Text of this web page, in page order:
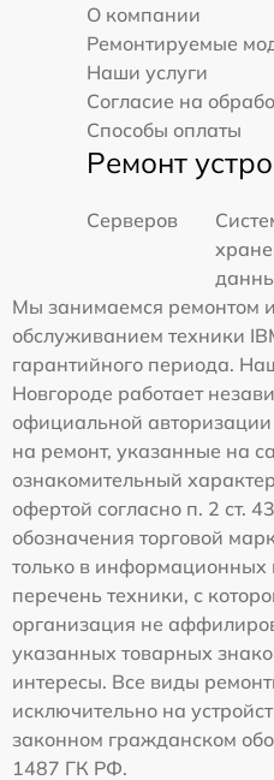
О компании
Ремонтируемые
Наши услуги
Согласие на
Способы оплаты
Ремонт
Серверов
Мы занимаемся ремонтом
обслуживанием техники
гарантийного периода.
Новгороде работает
официальной
на ремонт, указанные на
ознакомительный
офертой согласно п. 2 ст.
обозначения торговой
только в информационных
перечень техники, с
организация не
указанных товарных
интересы. Все виды
исключительно на
законном гражданском
1487 ГК РФ.